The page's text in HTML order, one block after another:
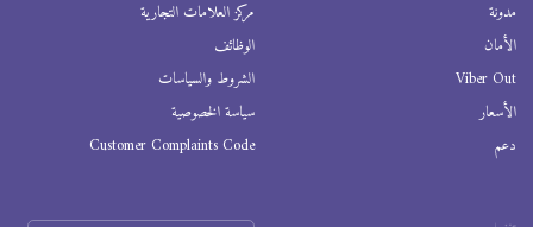
مدونة
الأمان
Viber Out
الأسعار
دعم
مركز العلامات التجارية
الوظائف
الشروط والسياسات
سياسة الخصوصية
Customer Complaints Code